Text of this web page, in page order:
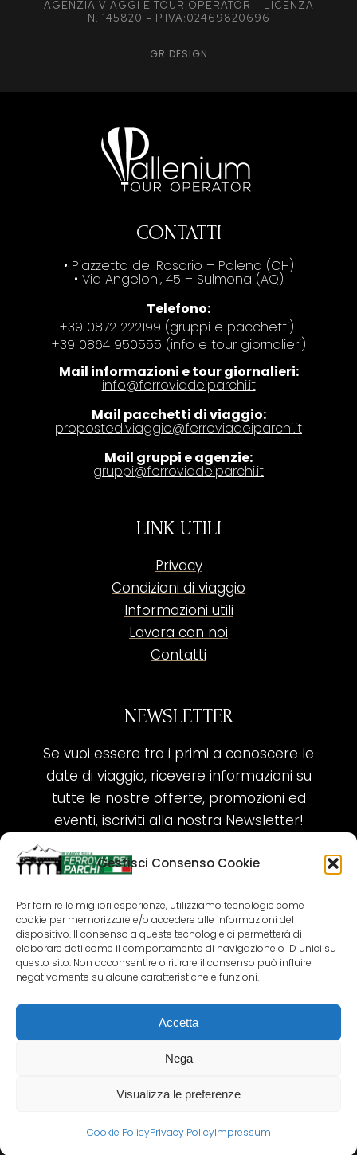
Gestisci Consenso Cookie
Per fornire le migliori esperienze, utilizziamo tecnologie come i
cookie per memorizzare e/o accedere alle informazioni del
dispositivo. Il consenso a queste tecnologie ci permetterà di
elaborare dati come il comportamento di navigazione o ID unici su
questo sito. Non acconsentire o ritirare il consenso può influire
negativamente su alcune caratteristiche e funzioni.
Accetta
Nega
Visualizza le preferenze
Cookie PolicyPrivacy PolicyImpressum
AGENZIA VIAGGI E TOUR OPERATOR – LICENZA
N. 145820 – P.IVA:02469820696
GR.DESIGN
CONTATTI
• Piazzetta del Rosario – Palena (CH)
• Via Angeloni, 45 – Sulmona (AQ)
Telefono:
+39 0872 222199 (gruppi e pacchetti)
+39 0864 950555 (info e tour giornalieri)
Mail informazioni e tour giornalieri:
info@ferroviadeiparchi.it
Mail pacchetti di viaggio:
propostediviaggio@ferroviadeiparchi.it
Mail gruppi e agenzie:
gruppi@ferroviadeiparchi.it
LINK UTILI
Privacy
Condizioni di viaggio
Informazioni utili
Lavora con noi
Contatti
NEWSLETTER
Se vuoi essere tra i primi a conoscere le
date di viaggio, ricevere informazioni su
tutte le nostre offerte, promozioni ed
eventi, iscriviti alla nostra Newsletter!
ISCRIVITI ORA!
SEGUICI SUI NOSTRI SOCIAL
COPYRIGHT 2018-2025 PALLENIUM TOURISM
SRL
AGENZIA VIAGGI E TOUR OPERATOR – P.IVA: